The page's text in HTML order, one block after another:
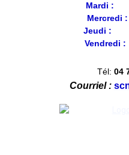
Mardi :
Mercredi :
Jeudi :
Vendredi :
Tél: 04
Courriel :